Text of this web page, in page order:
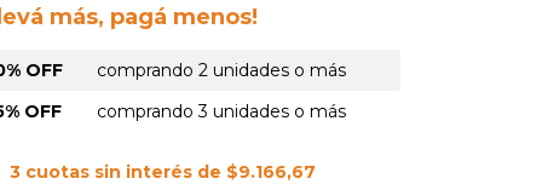
más, pagá menos!
OFF
comprando 2 unidades o más
OFF
comprando 3 unidades o más
3 cuotas sin interés de $9.166,67